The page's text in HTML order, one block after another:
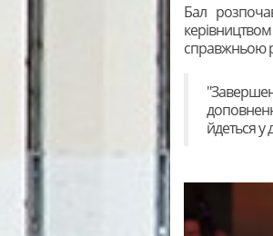
Бал
справжньою
йдеться у